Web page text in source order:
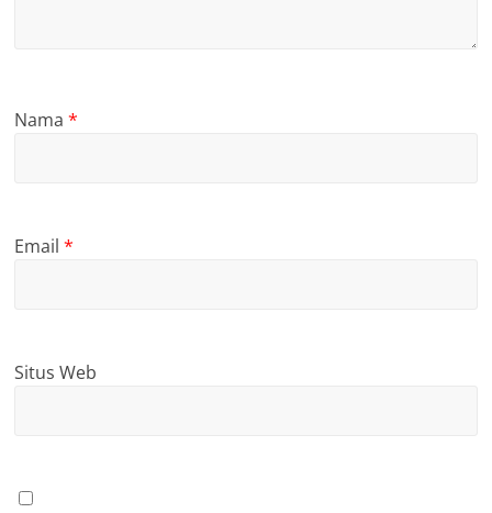
Nama*
Email*
Situs Web